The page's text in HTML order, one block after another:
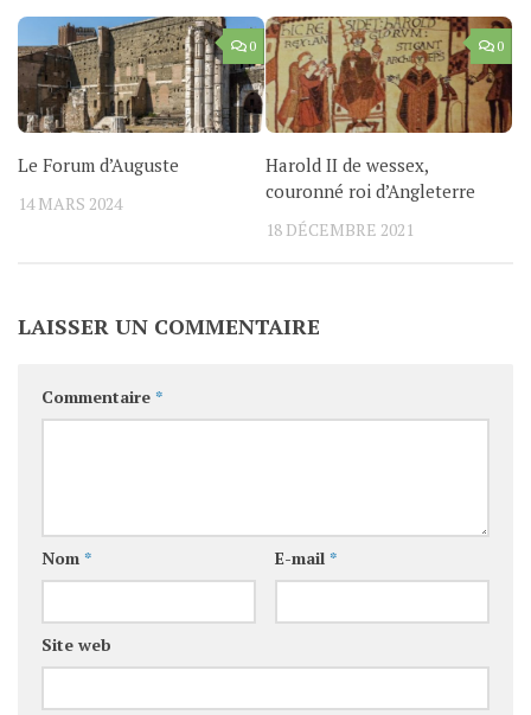
0
Le Forum d’Auguste
14 MARS 2024
0
Harold II de wessex,
couronné roi d’Angleterre
18 DÉCEMBRE 2021
LAISSER UN COMMENTAIRE
Commentaire *
Nom * E-mail *
Site web